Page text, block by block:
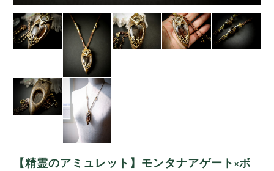
【精霊のアミュレット】モンタナアゲート×ボ